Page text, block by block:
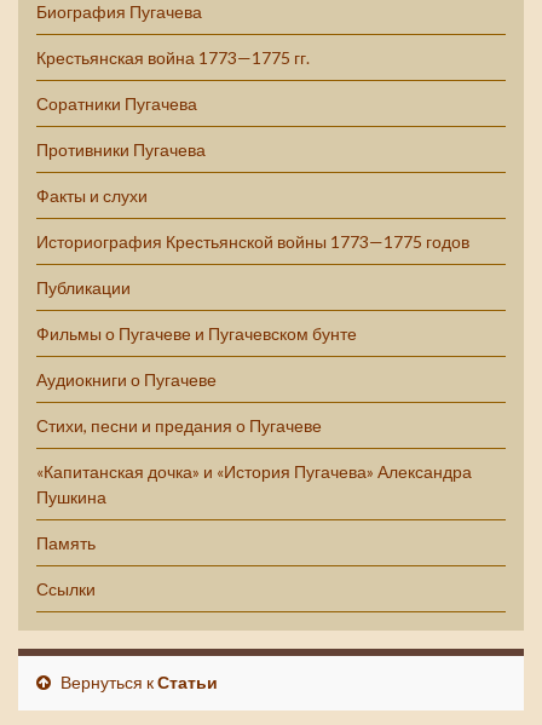
Биография Пугачева
Крестьянская война 1773—1775 гг.
Соратники Пугачева
Противники Пугачева
Факты и слухи
Историография Крестьянской войны 1773—1775 годов
Публикации
Фильмы о Пугачеве и Пугачевском бунте
Аудиокниги о Пугачеве
Стихи, песни и предания о Пугачеве
«Капитанская дочка» и «История Пугачева» Александра
Пушкина
Память
Ссылки
Вернуться кСтатьи